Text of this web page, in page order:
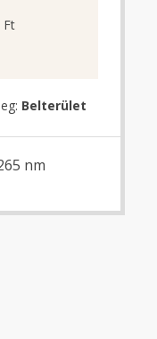
Ft
Belterület
nm